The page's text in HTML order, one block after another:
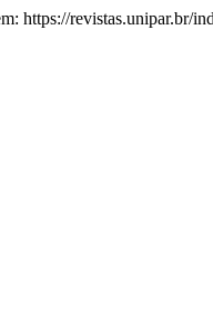
https://revistas.unipar.br/